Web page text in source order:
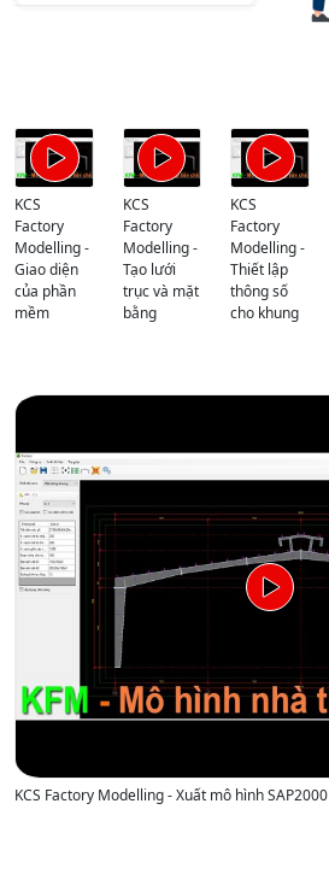
KCS
Factory
Modelling -
Giao diện
của phần
mềm
KCS
Factory
Modelling -
Tạo lưới
trục và mặt
bằng
KCS
Factory
Modelling -
Thiết lập
thông số
cho khung
KCS Factory Modelling - Xuất mô hình SAP2000